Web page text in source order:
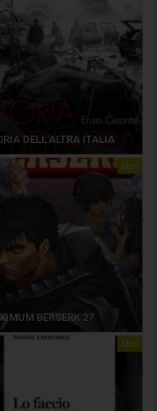
DELL’ALTRA ITALIA
libri
BERSERK 27
libri